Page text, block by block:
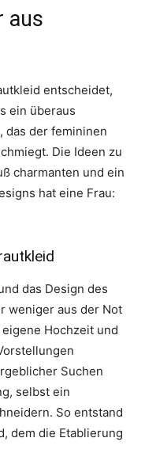
aus
entscheidet,
ein überaus
das der femininen
Die Ideen zu
charmanten und ein
hat eine Frau:
das Design des
weniger aus der Not
Hochzeit und
Suchen
selbst ein
So entstand
dem die Etablierung